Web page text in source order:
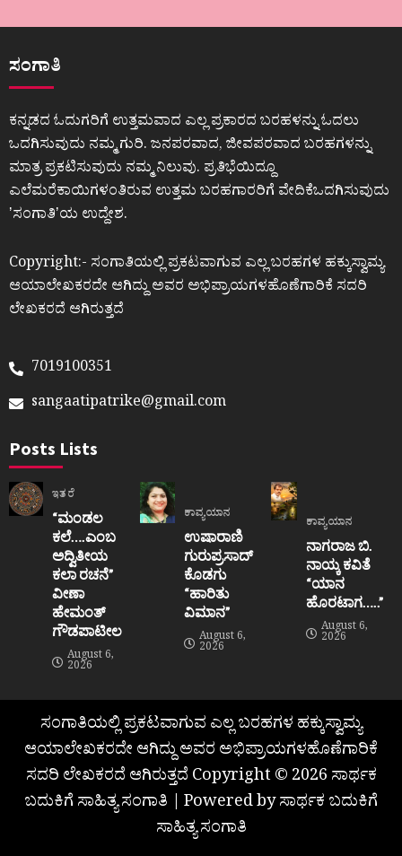
ಸಂಗಾತಿ
ಕನ್ನಡದ ಓದುಗರಿಗೆ ಉತ್ತಮವಾದ ಎಲ್ಲ ಪ್ರಕಾರದ ಬರಹಳನ್ನು ಓದಲು
ಒದಗಿಸುವುದು ನಮ್ಮ ಗುರಿ. ಜನಪರವಾದ, ಜೀವಪರವಾದ ಬರಹಗಳನ್ನು
ಮಾತ್ರ ಪ್ರಕಟಿಸುವುದು ನಮ್ಮ ನಿಲುವು. ಪ್ರತಿಭೆಯಿದ್ದೂ
ಎಲೆಮರೆಕಾಯಿಗಳಂತಿರುವ ಉತ್ತಮ ಬರಹಗಾರರಿಗೆ ವೇದಿಕೆಒದಗಿಸುವುದು
ʼಸಂಗಾತಿʼಯ ಉದ್ದೇಶ.
Copyright:- ಸಂಗಾತಿಯಲ್ಲಿ ಪ್ರಕಟವಾಗುವ ಎಲ್ಲ ಬರಹಗಳ ಹಕ್ಕುಸ್ವಾಮ್ಯ
ಆಯಾಲೇಖಕರದೇ ಆಗಿದ್ದು ಅವರ ಅಭಿಪ್ರಾಯಗಳಹೊಣೆಗಾರಿಕೆ ಸದರಿ
ಲೇಖಕರದೆ ಆಗಿರುತ್ತದೆ
7019100351
sangaatipatrike@gmail.com
Posts Lists
ಇತರೆ
“ಮಂಡಲ
ಕಲೆ….ಎಂಬ
ಅದ್ವಿತೀಯ
ಕಲಾ ರಚನೆ”‌
ವೀಣಾ
ಹೇಮಂತ್‌
ಗೌಡಪಾಟೀಲ
August 6,
2026
ಕಾವ್ಯಯಾನ
ಉಷಾರಾಣಿ
ಗುರುಪ್ರಸಾದ್
ಕೊಡಗು
“ಹಾರಿತು
ವಿಮಾನ”
August 6,
2026
ಕಾವ್ಯಯಾನ
ನಾಗರಾಜ ಬಿ.
ನಾಯ್ಕ ಕವಿತೆ
“ಯಾನ
ಹೊರಟಾಗ…..”
August 6,
2026
ಸಂಗಾತಿಯಲ್ಲಿ ಪ್ರಕಟವಾಗುವ ಎಲ್ಲ ಬರಹಗಳ ಹಕ್ಕುಸ್ವಾಮ್ಯ
ಆಯಾಲೇಖಕರದೇ ಆಗಿದ್ದು ಅವರ ಅಭಿಪ್ರಾಯಗಳಹೊಣೆಗಾರಿಕೆ
ಸದರಿ ಲೇಖಕರದೆ ಆಗಿರುತ್ತದೆ Copyright © 2026 ಸಾರ್ಥಕ
ಬದುಕಿಗೆ ಸಾಹಿತ್ಯ ಸಂಗಾತಿ | Powered by ಸಾರ್ಥಕ ಬದುಕಿಗೆ
ಸಾಹಿತ್ಯ ಸಂಗಾತಿ